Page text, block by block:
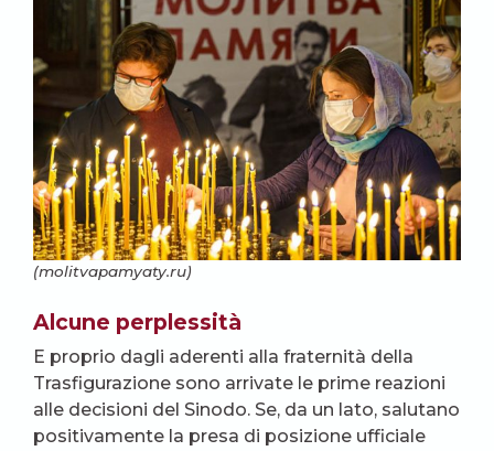
(molitvapamyaty.ru)
Alcune perplessità
E proprio dagli aderenti alla fraternità della
Trasfigurazione sono arrivate le prime reazioni
alle decisioni del Sinodo. Se, da un lato, salutano
positivamente la presa di posizione ufficiale